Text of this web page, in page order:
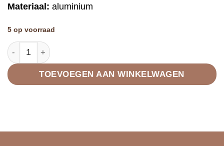
Materiaal: aluminium
5 op voorraad
Amberblokje schaaltje goud maat M aantal
TOEVOEGEN AAN WINKELWAGEN